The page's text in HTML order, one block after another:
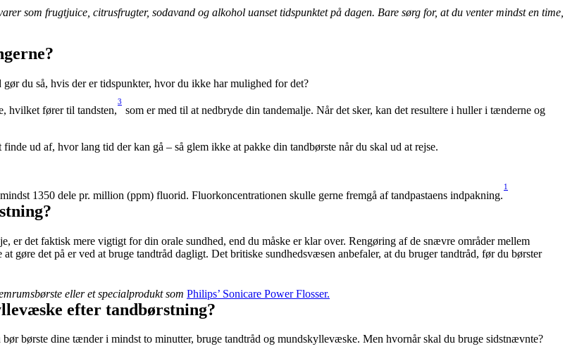
som frugtjuice, citrusfrugter, sodavand og alkohol uanset tidspunktet på dagen. Bare sørg for, at du venter mindst en time,
du så, hvis der er tidspunkter, hvor du ikke har mulighed for det?
hvilket fører til tandsten,
3
ud af, hvor lang tid der kan gå – så glem ikke at pakke din tandbørste når du skal ud at rejse.
1350 dele pr. million (ppm) fluorid. Fluorkoncentrationen skulle gerne fremgå af tandpastaens indpakning.
1
er det faktisk mere vigtigt for din orale sundhed, end du måske er klar over. Rengøring af de snævre områder mellem
gøre det på er ved at bruge tandtråd dagligt. Det britiske sundhedsvæsen anbefaler, at du bruger tandtråd, før du børster
eller et specialprodukt som Philips’ Sonicare Power Flosser.
efter tandbørstning?
bør børste dine tænder i mindst to minutter, bruge tandtråd og mundskyllevæske. Men hvornår skal du bruge sidstnævnte?